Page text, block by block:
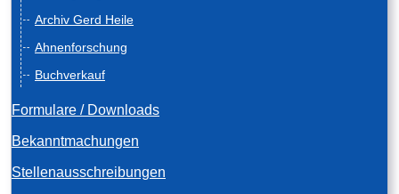
Archiv Gerd Heile
Ahnenforschung
Buchverkauf
Formulare / Downloads
Bekanntmachungen
Stellenausschreibungen